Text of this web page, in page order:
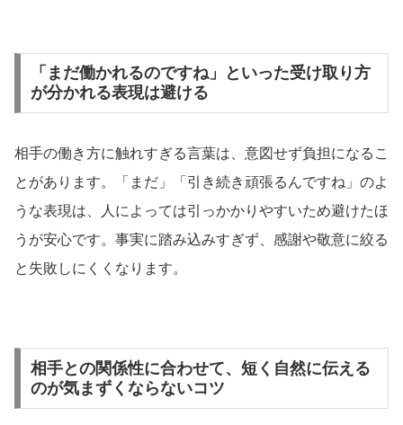
「まだ働かれるのですね」といった受け取り方
が分かれる表現は避ける
相手の働き方に触れすぎる言葉は、意図せず負担になるこ
とがあります。「まだ」「引き続き頑張るんですね」のよ
うな表現は、人によっては引っかかりやすいため避けたほ
うが安心です。事実に踏み込みすぎず、感謝や敬意に絞る
と失敗しにくくなります。
相手との関係性に合わせて、短く自然に伝える
のが気まずくならないコツ